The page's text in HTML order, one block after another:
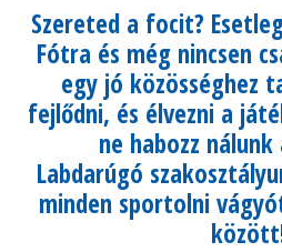
Szereted a focit?
Fótra és még nincsen
egy jó közösséghez
fejlődni, és élvezni a
ne habozz
Labdarúgó
minden sportolni
között